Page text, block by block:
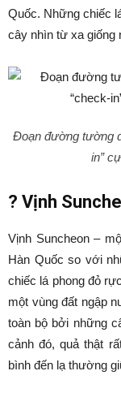
Quốc. Những chiếc
cây nhìn từ xa giống
Đoạn đường tường
in”
? Vịnh
Vịnh Suncheon –
Hàn Quốc so với
chiếc lá phong đỏ
một vùng đất ngập
toàn bộ bởi những
cảnh đó, quả thật
bình đến lạ thường